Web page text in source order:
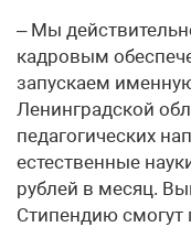
– Мы
кадровым
запускаем
Ленинградской
педагогических
естественные
рублей в месяц.
Стипендию смогут